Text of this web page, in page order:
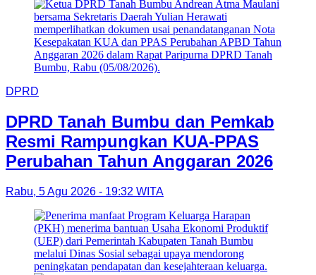
DPRD
DPRD Tanah Bumbu dan Pemkab
Resmi Rampungkan KUA-PPAS
Perubahan Tahun Anggaran 2026
Rabu, 5 Agu 2026 - 19:32 WITA